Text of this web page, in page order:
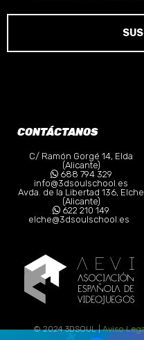
CONTÁCTANOS
C/ Ramón Gorgé 14, Elda
(Alicante)
688 794 329
info@3dsoulschool.es
Avda. de la Libertad 136, Elche
(Alicante)
622 210 149
elche@3dsoulschool.es
© 2024 3DSOUL |Aviso